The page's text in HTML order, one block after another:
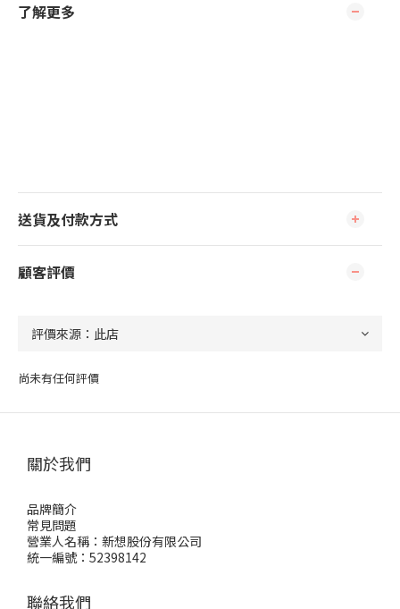
了解更多
送貨及付款方式
顧客評價
尚未有任何評價
關於我們
品牌簡介
常見問題
營業人名稱：新想股份有限公司
統一編號：52398142
聯絡我們